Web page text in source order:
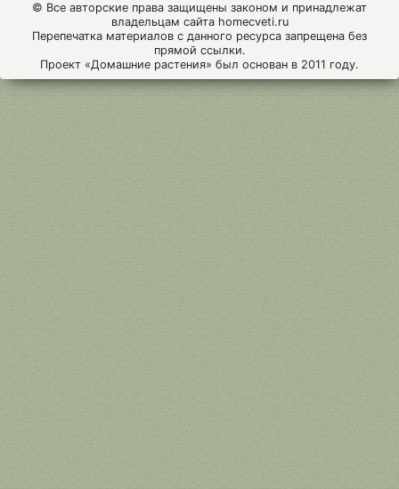
© Все авторские права защищены законом и принадлежат
владельцам сайта homecveti.ru
Перепечатка материалов с данного ресурса запрещена без
прямой ссылки.
Проект «Домашние растения» был основан в 2011 году.